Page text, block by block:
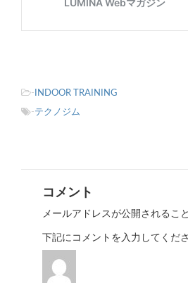
- INDOOR TRAINING
-テクノジム
コメント
メールアドレスが公開されるこ
下記にコメントを入力してくだ